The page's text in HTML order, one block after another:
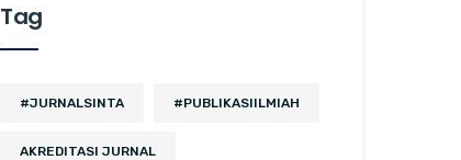
Tag
#JURNALSINTA #PUBLIKASIILMIAH
AKREDITASI JURNAL